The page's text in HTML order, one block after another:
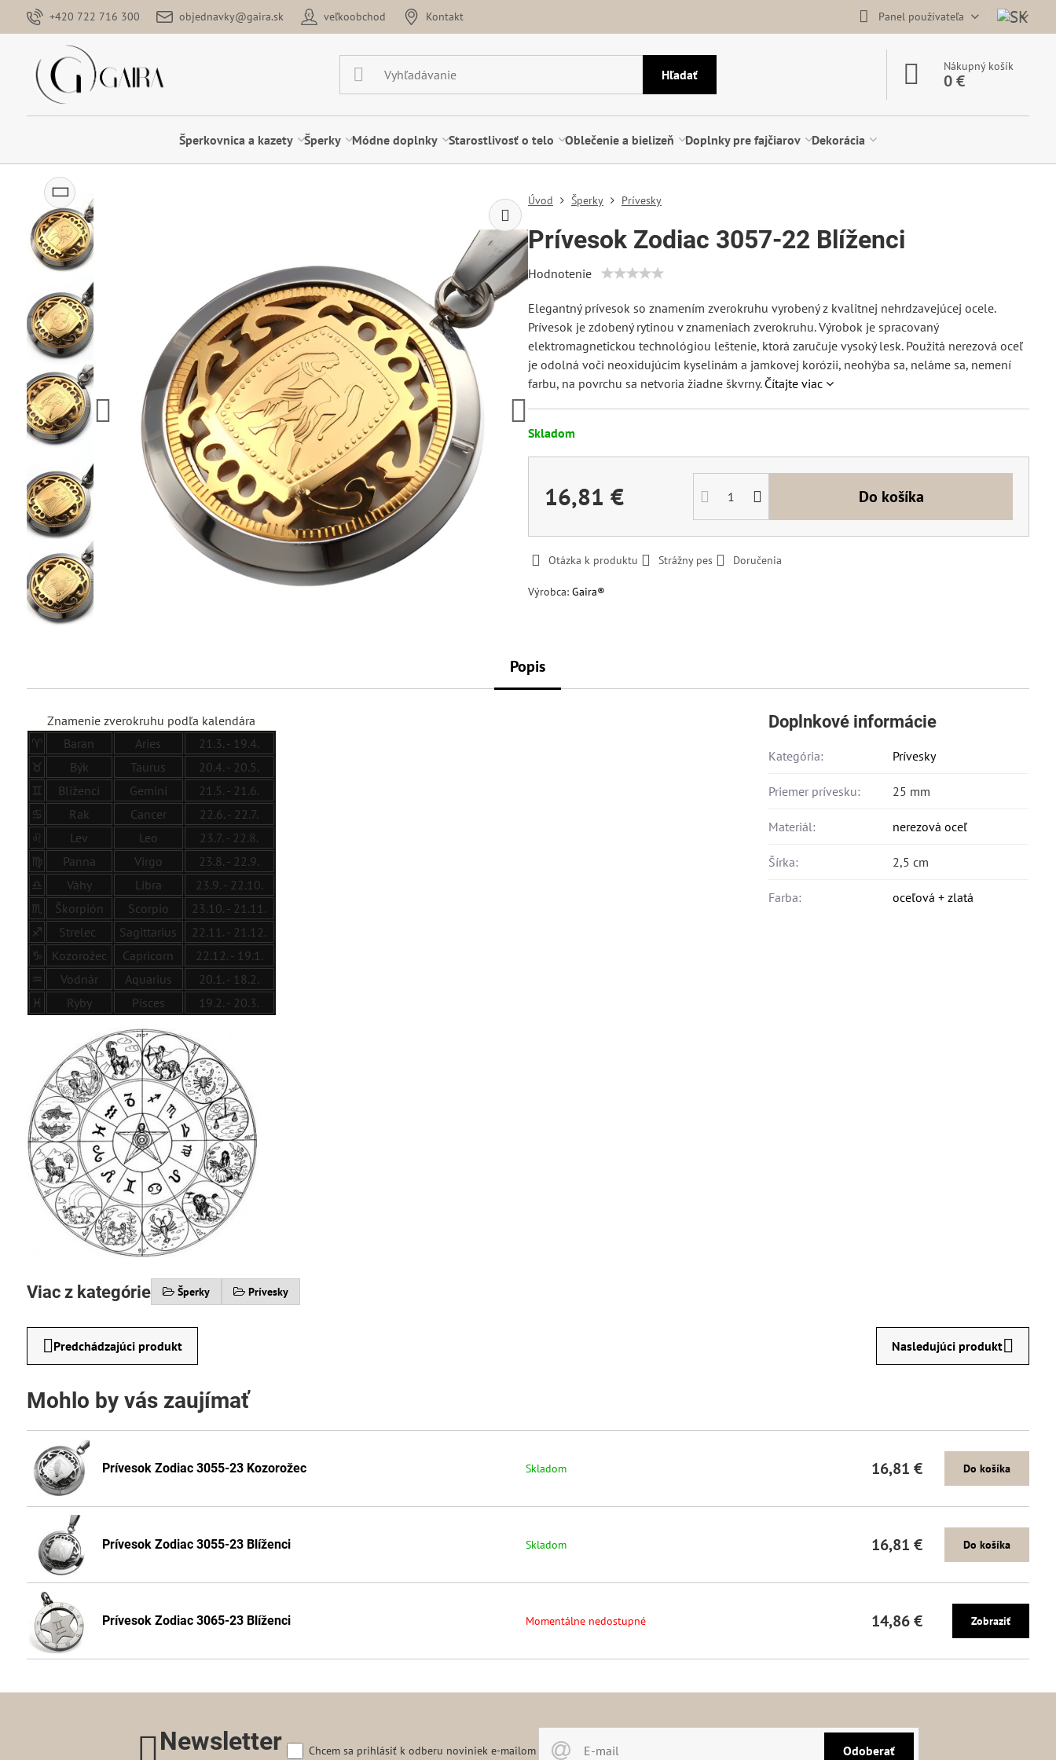
+420 722 716 300 objednavky@gaira.sk veľkoobchod Kontakt Panel používateľa
Hľadať
Nákupný košík
0 €
Šperkovnica a kazety Šperky Módne doplnky Starostlivosť o telo Oblečenie a bielizeň Doplnky pre fajčiarov Dekorácia
Úvod Šperky Prívesky
Prívesok Zodiac 3057-22 Blíženci
Hodnotenie
Elegantný prívesok so znamením zverokruhu vyrobený z kvalitnej nehrdzavejúcej ocele.
Prívesok je zdobený rytinou v znameniach zverokruhu. Výrobok je spracovaný
elektromagnetickou technológiou leštenie, ktorá zaručuje vysoký lesk. Použitá nerezová oceľ
je odolná voči neoxidujúcim kyselinám a jamkovej korózii, neohýba sa, neláme sa, nemení
farbu, na povrchu sa netvoria žiadne škvrny. Čítajte viac
Skladom
16,81 € Do košíka
Otázka k produktu Strážny pes Doručenia
Výrobca: Gaira®
Popis
Znamenie zverokruhu podľa kalendára
♈
Baran Aries
21.3. - 19.4.
♉
Býk Taurus
20.4. - 20.5.
♊
Blíženci Gemini
21.5. - 21.6.
♋
Rak Cancer
22.6. - 22.7.
♌
Lev Leo
23.7. - 22.8.
♍
Panna Virgo
23.8. - 22.9.
♎
Váhy Libra
23.9. - 22.10.
♏
Škorpión Scorpio
23.10. - 21.11.
♐
Strelec Sagittarius
22.11. - 21.12.
♑
Kozorožec Capricorn
22.12. - 19.1.
♒
Vodnár Aquarius
20.1. - 18.2.
♓
Ryby Pisces 19.2. - 20.3.
Viac z kategórie Šperky Prívesky
Doplnkové informácie
Kategória: Prívesky
Priemer prívesku: 25 mm
Materiál: nerezová oceľ
Šírka: 2,5 cm
Farba: oceľová + zlatá
Predchádzajúci produkt Nasledujúci produkt
Mohlo by vás zaujímať
Prívesok Zodiac 3055-23 Kozorožec Skladom 16,81 € Do košíka
Prívesok Zodiac 3055-23 Blíženci Skladom 16,81 € Do košíka
Prívesok Zodiac 3065-23 Blíženci Momentálne nedostupné 14,86 € Zobraziť
Newsletter Odoberať
Chcem sa prihlásiť k odberu noviniek e-mailom